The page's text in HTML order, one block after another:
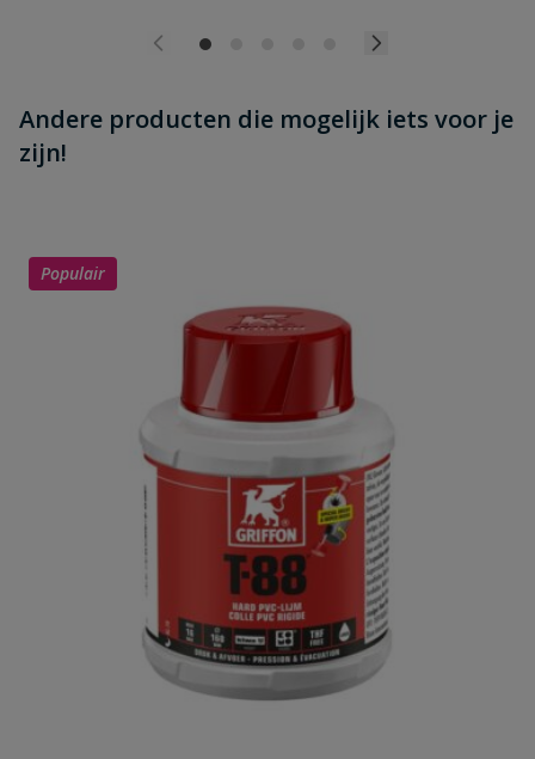
Andere producten die mogelijk iets voor je
zijn!
Populair